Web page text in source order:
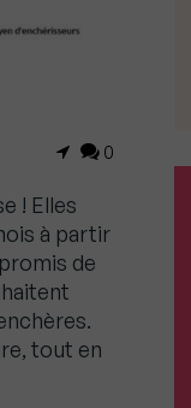
0
! Elles
à partir
de
tout en